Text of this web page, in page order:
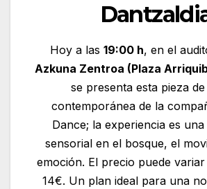
Hoy a las 19:00 h, en el
Azkuna Zentroa (Plaza
se presenta esta pieza
contemporánea de la
Dance; la experiencia es
sensorial en el bosque, el
emoción. El precio puede
14€. Un plan ideal para una